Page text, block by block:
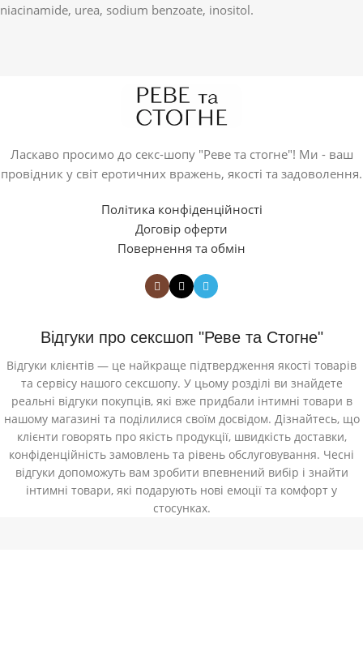
niacinamide, urea, sodium benzoate, inositol.
Ласкаво просимо до секс-шопу "Реве та стогне"! Ми - ваш
провідник у світ еротичних вражень, якості та задоволення.
Політика конфіденційності
Договір оферти
Повернення та обмін
Відгуки про сексшоп "Реве та Стогне"
Відгуки клієнтів — це найкраще підтвердження якості товарів
та сервісу нашого сексшопу. У цьому розділі ви знайдете
реальні відгуки покупців, які вже придбали інтимні товари в
нашому магазині та поділилися своїм досвідом. Дізнайтесь, що
клієнти говорять про якість продукції, швидкість доставки,
конфіденційність замовлень та рівень обслуговування. Чесні
відгуки допоможуть вам зробити впевнений вибір і знайти
інтимні товари, які подарують нові емоції та комфорт у
стосунках.